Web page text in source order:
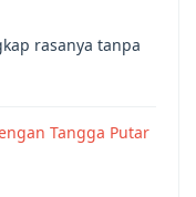
rasanya tanpa
Tangga Putar